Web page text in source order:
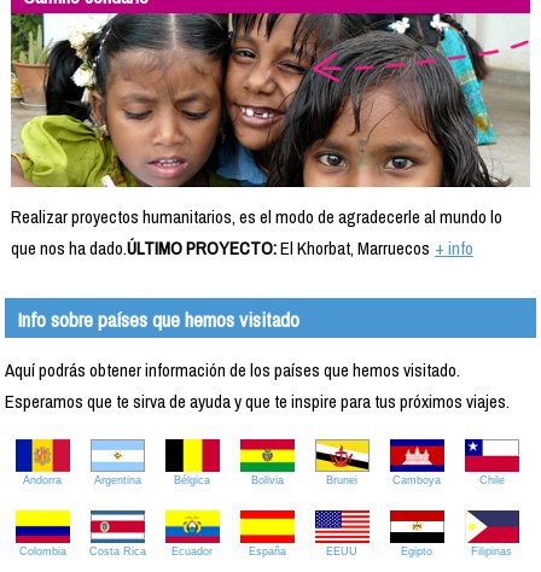
Realizar proyectos humanitarios, es el modo de agradecerle al mundo lo
que nos ha dado.ÚLTIMO PROYECTO:El Khorbat, Marruecos + info
Info sobre países que hemos visitado
Aquí podrás obtener información de los países que hemos visitado.
Esperamos que te sirva de ayuda y que te inspire para tus próximos viajes.
Andorra Argentina Bélgica Bolivia Brunei Camboya Chile
Colombia Costa Rica Ecuador España EEUU Egipto Filipinas